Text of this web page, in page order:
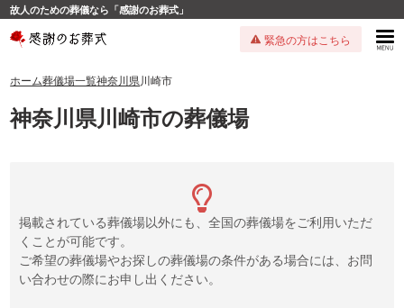
故人のための葬儀なら「感謝のお葬式」
緊急の方はこちら
ホーム葬儀場一覧神奈川県川崎市
神奈川県川崎市の葬儀場
掲載されている葬儀場以外にも、全国の葬儀場をご利用いただ
くことが可能です。
ご希望の葬儀場やお探しの葬儀場の条件がある場合には、お問
い合わせの際にお申し出ください。